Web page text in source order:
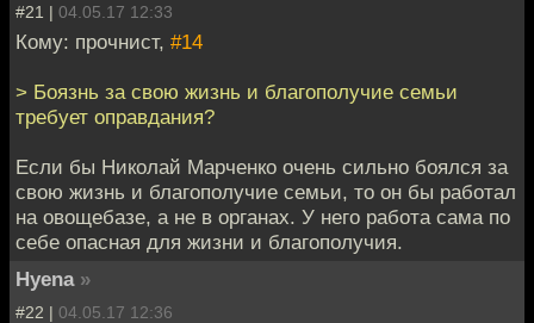
#21 | 04.05.17 12:33
Кому: прочнист, #14
> Боязнь за свою жизнь и благополучие семьи
требует оправдания?
Если бы Николай Марченко очень сильно боялся за
свою жизнь и благополучие семьи, то он бы работал
на овощебазе, а не в органах. У него работа сама по
себе опасная для жизни и благополучия.
Hyena »
#22 | 04.05.17 12:36